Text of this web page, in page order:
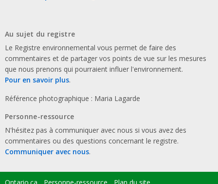
Au sujet du registre
Le Registre environnemental vous permet de faire des
commentaires et de partager vos points de vue sur les mesures
que nous prenons qui pourraient influer l'environnement.
Pour en savoir plus.
Référence photographique : Maria Lagarde
Personne-ressource
N'hésitez pas à communiquer avec nous si vous avez des
commentaires ou des questions concernant le registre.
Communiquer avec nous.